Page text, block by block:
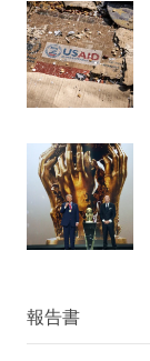
報告書